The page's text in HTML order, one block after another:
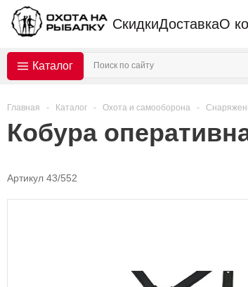
СкидкиДоставкаО
Каталог
Главная - Каталог - Охота и самооборона -
Кобура
Артикул 43/552